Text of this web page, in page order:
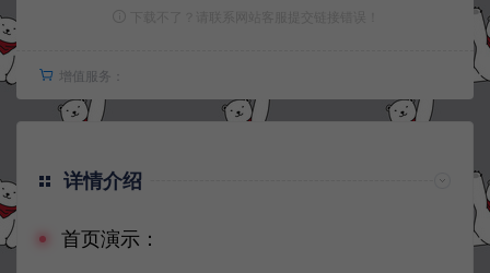
增值服务：
详情介绍
首页演示：